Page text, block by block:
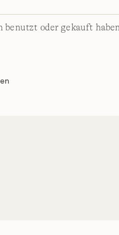
benutzt oder gekauft